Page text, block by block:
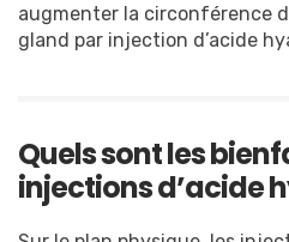
augmenter la circonférence
gland par injection d’acide
Quels sont les
injections d’acide